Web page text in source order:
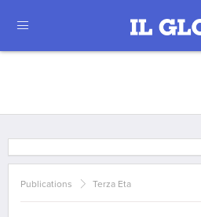
Publications Terza Eta